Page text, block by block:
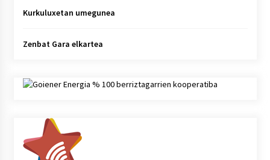
Kurkuluxetan umegunea
Zenbat Gara elkartea